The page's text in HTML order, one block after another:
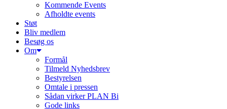
Kommende Events
Afholdte events
Støt
Bliv medlem
Besøg os
Om
Formål
Tilmeld Nyhedsbrev
Bestyrelsen
Omtale i pressen
Sådan virker PLAN Bi
Gode links